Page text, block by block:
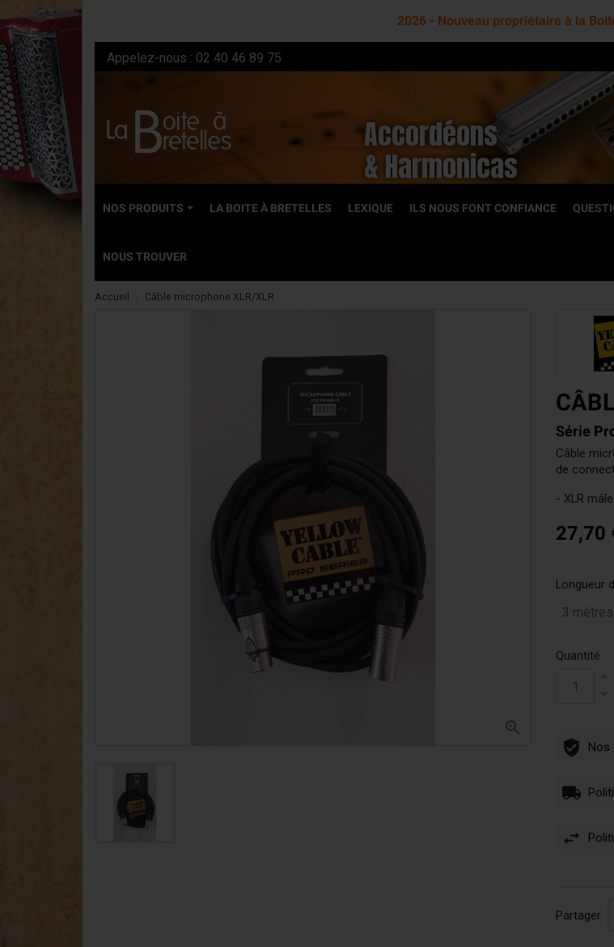
2026 - Nouveau propriétaire à la
Appelez-nous : 02 40 46 89 75
Accordéons
& Harmonicas
NOS PRODUITS
NEUFS
Accordéons chromatiques
Concertinas
Accordéons
Accordéons
LA BOITE À BRETELLES LEXIQUE ILS NOUS FONT CONFIANCE
NOUS TROUVER
Accueil Câble microphone XLR/XLR

Série
Câble
de
- XLR
27,70
Longueur
Quantité
Nos
Partager